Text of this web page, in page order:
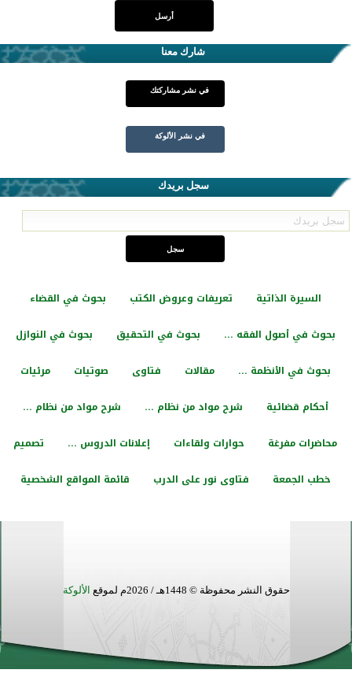
شارك معنا
في نشر مشاركتك
في نشر الألوكة
سجل بريدك
السيرة الذاتية تعريفات وعروض الكتب بحوث في القضاء
بحوث في أصول الفقه ... بحوث في التحقيق بحوث في النوازل
بحوث في الأنظمة ... مقالات فتاوى صوتيات مرئيات
أحكام قضائية شرح مواد من نظام ... شرح مواد من نظام ...
محاضرات مفرغة حوارات ولقاءات إعلانات الدروس ... تصميم
خطب الجمعة فتاوى نور على الدرب قائمة المواقع الشخصية
حقوق النشر محفوظة © 1448هـ / 2026م لموقع الألوكة